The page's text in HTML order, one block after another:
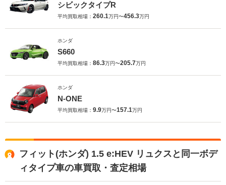
シビックタイプR
平均買取相場： 260.1万円〜456.3万円
ホンダ
S660
平均買取相場： 86.3万円〜205.7万円
ホンダ
N-ONE
平均買取相場： 9.9万円〜157.1万円
フィット(ホンダ) 1.5 e:HEV リュクスと同一ボデ
ィタイプ車の車買取・査定相場